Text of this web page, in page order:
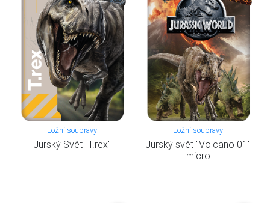
Ložní soupravy
Jurský Svět "T.rex"
Ložní soupravy
Jurský svět "Volcano 01"
micro